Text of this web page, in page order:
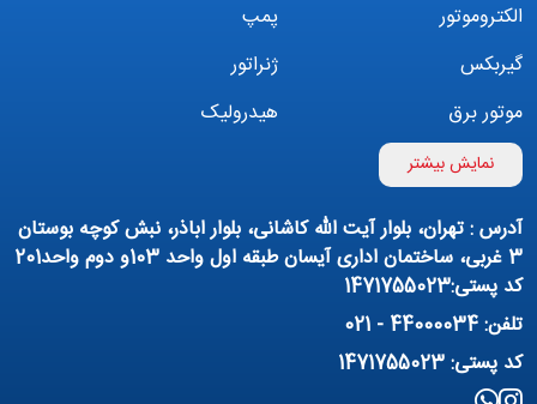
الکتروموتور
پمپ
گیربکس
ژنراتور
موتور برق
هیدرولیک
اینورتر
تهویه مطبوع
پمپ هواده
پمپ وکیوم
فیلتراسیون و تصفیه
منبع آب (تانکر آب)
نمایش بیشتر
آدرس : تهران، بلوار آیت الله کاشانی، بلوار اباذر، نبش کوچه بوستان
3 غربی، ساختمان اداری آیسان طبقه اول واحد 103و دوم واحد201
کد پستی:1471755023
تلفن: 44000034 - 021
کد پستی: 1471755023